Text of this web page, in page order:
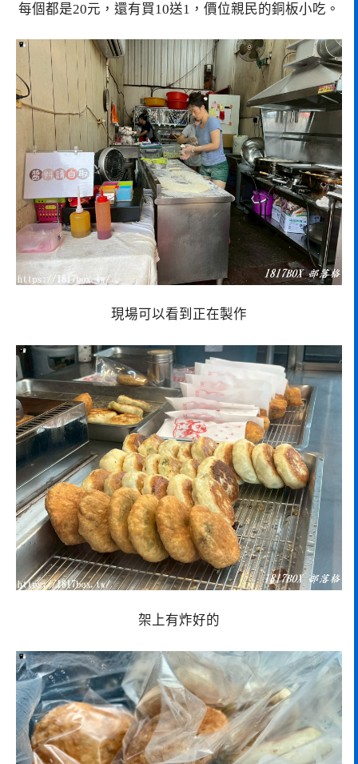
每個都是20元，還有買10送1，價位親民的銅板小吃。
現場可以看到正在製作
架上有炸好的